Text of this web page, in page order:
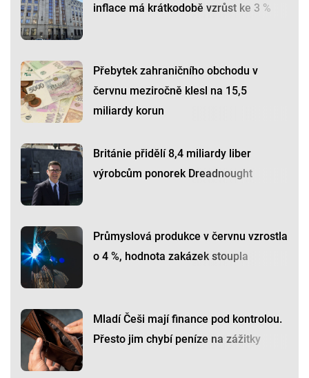
inflace má krátkodobě vzrůst ke 3 %
Přebytek zahraničního obchodu v
červnu meziročně klesl na 15,5
miliardy korun
Británie přidělí 8,4 miliardy liber
výrobcům ponorek Dreadnought
Průmyslová produkce v červnu vzrostla
o 4 %, hodnota zakázek stoupla
Mladí Češi mají finance pod kontrolou.
Přesto jim chybí peníze na zážitky